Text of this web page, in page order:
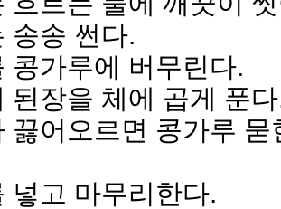
송송 썬다.
콩가루에 버무린다.
된장을 체에 곱게 푼
끓어오르면 콩가루
넣고 마무리한다.